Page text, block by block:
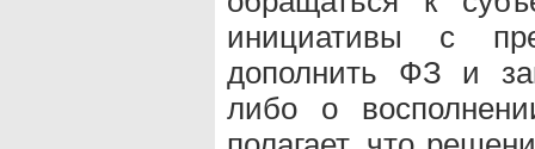
инициативы с
дополнить ФЗ и
либо о